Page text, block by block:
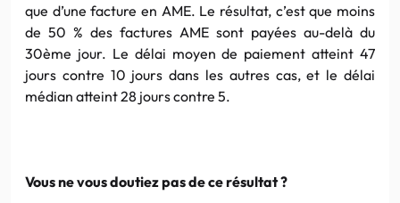
que d’une facture en AME. Le résultat, c’est que moins
de 50 % des factures AME sont payées au-delà du
30ème jour. Le délai moyen de paiement atteint 47
jours contre 10 jours dans les autres cas, et le délai
médian atteint 28 jours contre 5.
Vous ne vous doutiez pas de ce résultat ?